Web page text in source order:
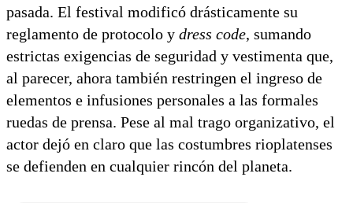
pasada. El festival modificó drásticamente su
reglamento de protocolo y dress code, sumando
estrictas exigencias de seguridad y vestimenta que,
al parecer, ahora también restringen el ingreso de
elementos e infusiones personales a las formales
ruedas de prensa. Pese al mal trago organizativo, el
actor dejó en claro que las costumbres rioplatenses
se defienden en cualquier rincón del planeta.